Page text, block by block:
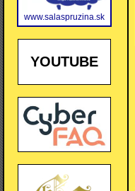
www.salaspruzina.sk
YOUTUBE